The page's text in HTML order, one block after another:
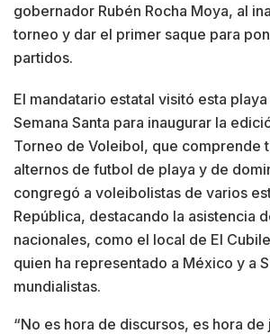
gobernador Rubén Rocha Moya, al
torneo y dar el primer saque para
partidos.
El mandatario estatal visitó esta
Semana Santa para inaugurar la
Torneo de Voleibol, que comprende
alternos de futbol de playa y de
congregó a voleibolistas de varios
República, destacando la asistencia
nacionales, como el local de El
quien ha representado a México y a
mundialistas.
“No es hora de discursos, es hora de